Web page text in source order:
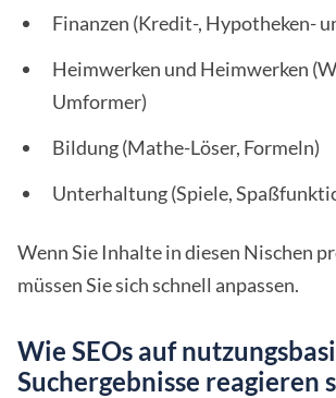
Finanzen (Kredit-, Hypotheken-
Heimwerken und Heimwerken
Umformer)
Bildung (Mathe-Löser, Formeln)
Unterhaltung (Spiele,
Wenn Sie Inhalte in diesen Nischen
müssen Sie sich schnell anpassen.
Wie SEOs auf
Suchergebnisse reagieren